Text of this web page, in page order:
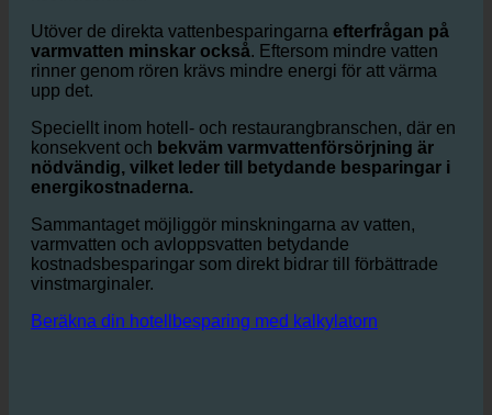
avloppsvattenavgifterna, som utgör en betydande
kostnadsfaktor.
Utöver de direkta vattenbesparingarna
varmvatten minskar också
rinner genom rören krävs mindre energi för att värma
upp det.
Speciellt inom hotell- och restaurangbranschen, där en
konsekvent och
nödvändig, vilket leder till betydande besparingar i
energikostnaderna.
Sammantaget möjliggör minskningarna av vatten,
varmvatten och avloppsvatten betydande
kostnadsbesparingar som direkt bidrar till förbättrade